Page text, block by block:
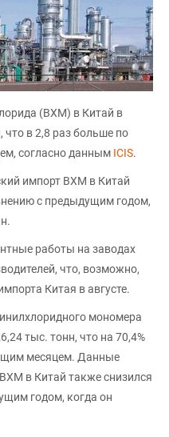
(ВХМ) в Китай в
что в 2,8 раз больше по
согласно данным ICIS.
импорт ВХМ в Китай
с предыдущим годом,
работы на заводах
что, возможно,
Китая в августе.
мономера
тыс. тонн, что на 70,4%
месяцем. Данные
в Китай также снизился
годом, когда он